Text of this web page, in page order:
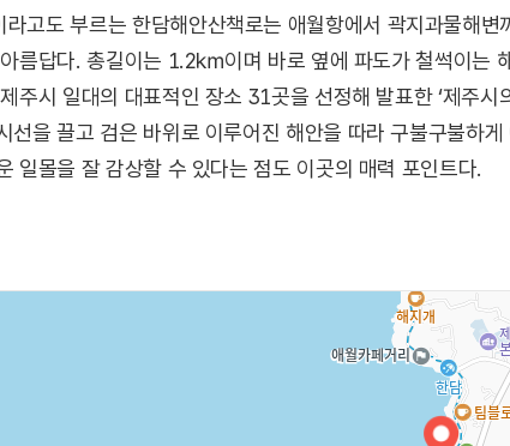
라고도 부르는 한담해안산책로는 애월항에서 곽지과물해
름답다. 총길이는 1.2㎞이며 바로 옆에 파도가 철썩이는
주시 일대의 대표적인 장소 31곳을 선정해 발표한 ‘제주
선을 끌고 검은 바위로 이루어진 해안을 따라 구불구불하
일몰을 잘 감상할 수 있다는 점도 이곳의 매력 포인트다.